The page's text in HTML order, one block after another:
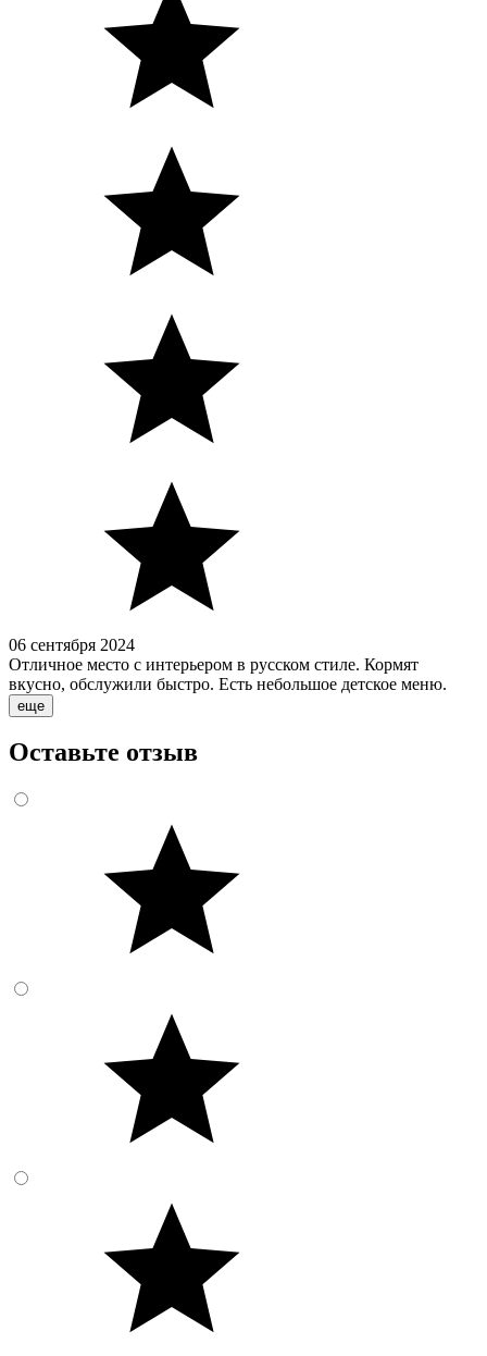
06 сентября 2024
Отличное место с интерьером в русском стиле. Кормят
вкусно, обслужили быстро. Есть небольшое детское меню.
еще
Оставьте отзыв